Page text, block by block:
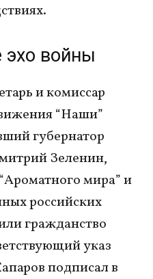
войны
и комиссар
“Наши”
губернатор
Зеленин,
мира” и
российских
гражданство
указ
подписал в